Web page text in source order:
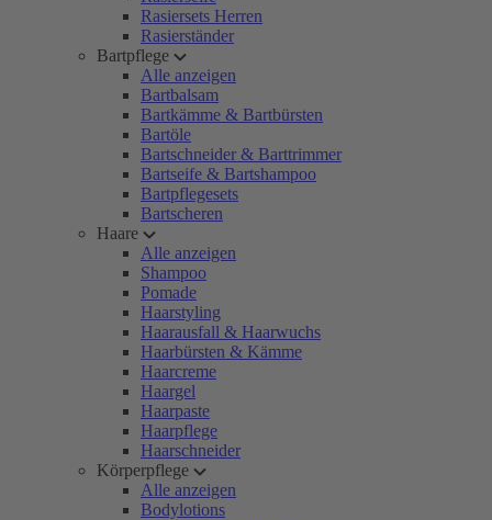
Rasiersets Herren
Rasierständer
Bartpflege
Alle anzeigen
Bartbalsam
Bartkämme & Bartbürsten
Bartöle
Bartschneider & Barttrimmer
Bartseife & Bartshampoo
Bartpflegesets
Bartscheren
Haare
Alle anzeigen
Shampoo
Pomade
Haarstyling
Haarausfall & Haarwuchs
Haarbürsten & Kämme
Haarcreme
Haargel
Haarpaste
Haarpflege
Haarschneider
Körperpflege
Alle anzeigen
Bodylotions